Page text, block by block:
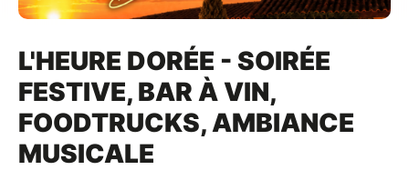
L'HEURE DORÉE - SOIRÉE
FESTIVE, BAR À VIN,
FOODTRUCKS, AMBIANCE
MUSICALE